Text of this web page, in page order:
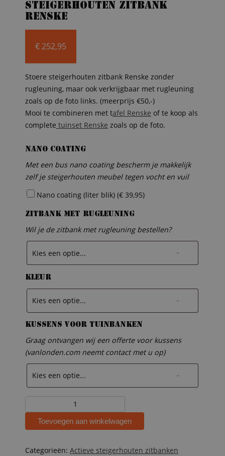
Steigerhouten zitbank
Renske
€252,95
Stoere steigerhouten zitbank Renske zonder
rugleuning, maar ook verkrijgbaar met rugleuning
zoals op de foto links. (meerprijs €50,-)
Mooi te combineren met tafel Renske of te koop als
complete tuinset Renske zoals op de foto.
Nano coating
Met een bus nano coating bescherm je makkelijk
zelf je steigerhouten meubel tegen vocht en vuil
Nano coating (liter blik) (€ 39,95)
Zitbank met rugleuning
Wil je de zitbank met rugleuning bestellen?
Kleur
Kussens voor tuinbanken
Graag ontvangen wij een offerte voor kussens
(vanlonden.com neemt contact met u op)
zitbank
Renske
Toevoegen aan winkelwagen
Categorieën: Actieve steigerhouten zitbanken